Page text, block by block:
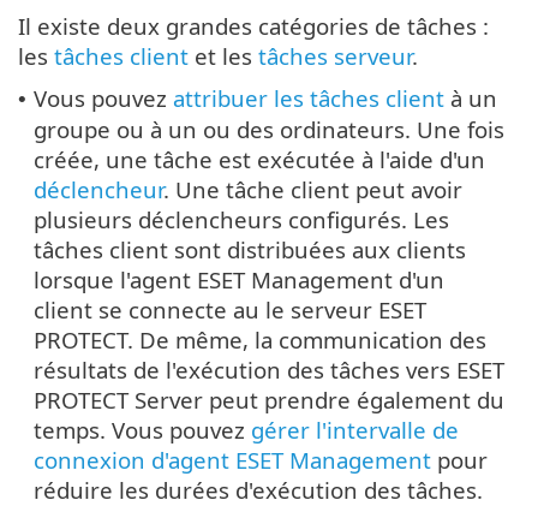
Il existe deux grandes catégories de tâches :
les tâches client et les tâches serveur.
• Vous pouvez attribuer les tâches client à un
groupe ou à un ou des ordinateurs. Une fois
créée, une tâche est exécutée à l'aide d'un
déclencheur. Une tâche client peut avoir
plusieurs déclencheurs configurés. Les
tâches client sont distribuées aux clients
lorsque l'agent ESET Management d'un
client se connecte au le serveur ESET
PROTECT. De même, la communication des
résultats de l'exécution des tâches vers ESET
PROTECT Server peut prendre également du
temps. Vous pouvez gérer l'intervalle de
connexion d'agent ESET Management pour
réduire les durées d'exécution des tâches.